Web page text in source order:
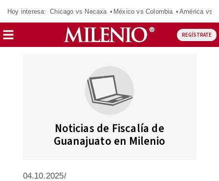
Hoy interesa: Chicago vs Necaxa México vs Colombia América vs
REGÍSTRATE
Noticias de Fiscalía de
Guanajuato en Milenio
04.10.2025/